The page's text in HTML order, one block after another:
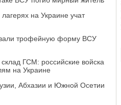
на Украине учат
трофейную форму ВСУ
ГСМ: российские войска
на Украине
Абхазии и Южной Осетии